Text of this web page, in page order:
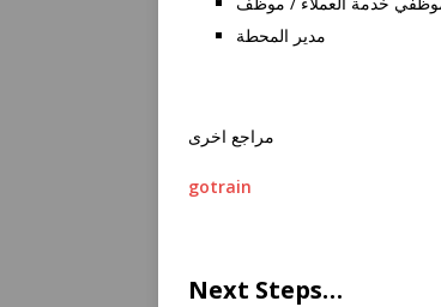
مدير المحطة
مراجع اخرى
gotrain
Next Steps…